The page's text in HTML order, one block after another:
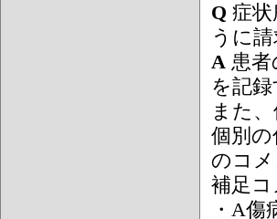
Q 症
うに
A 患
を記
また
個別
のコ
補足コ
・A